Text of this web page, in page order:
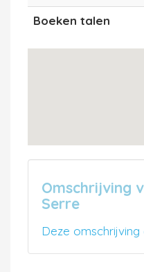
Boeken talen
Omschrijving
Serre
Deze omschrijving